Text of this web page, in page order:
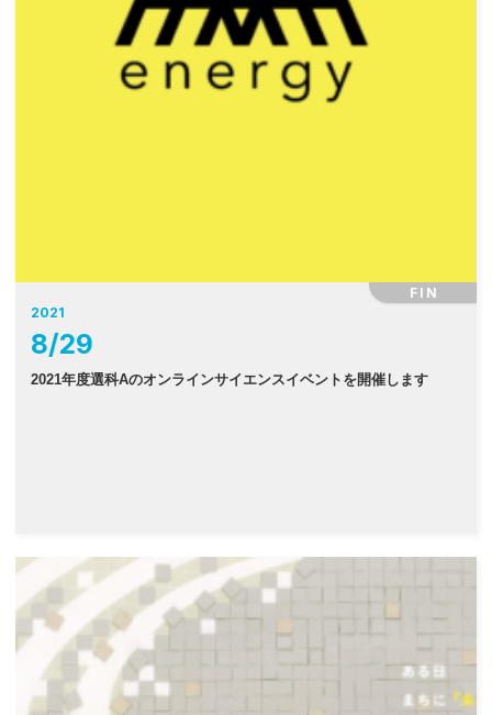
FIN
2021
8/29
2021年度選科Aのオンラインサイエンスイベントを開催します